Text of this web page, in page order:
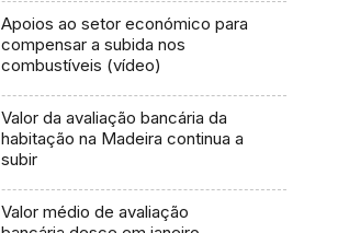
Apoios ao setor económico para
compensar a subida nos
combustíveis (vídeo)
Valor da avaliação bancária da
habitação na Madeira continua a
subir
Valor médio de avaliação